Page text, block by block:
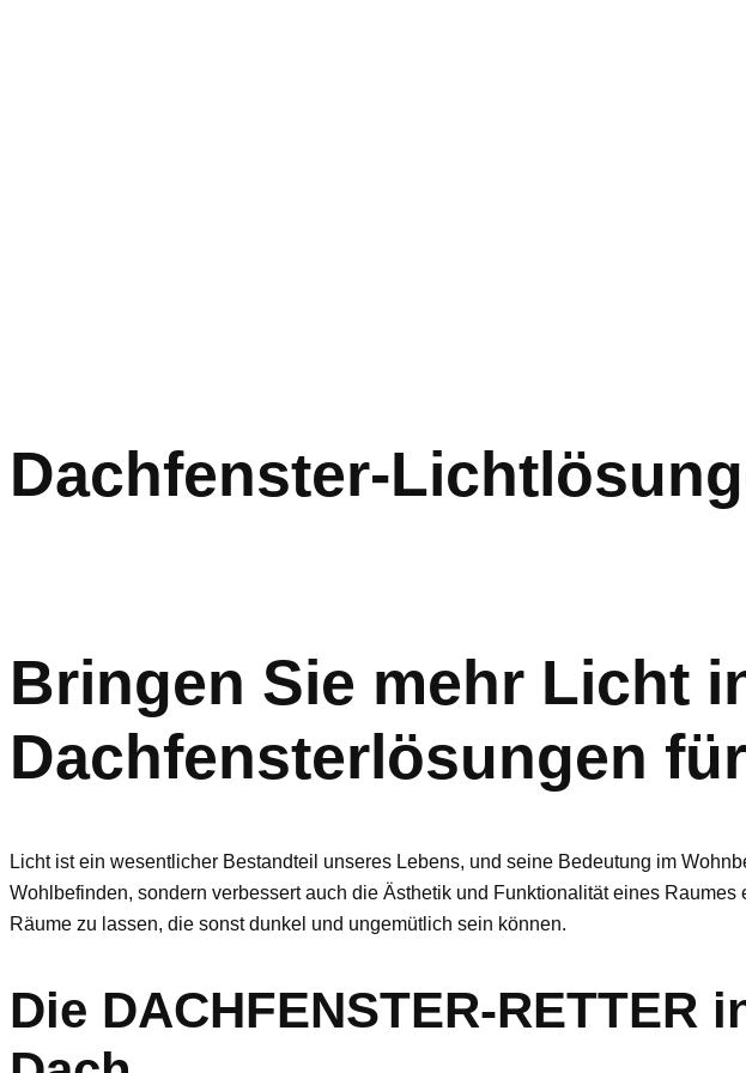
Dachfenster-
Bringen Sie mehr Licht
Dachfensterlösungen
Licht ist ein wesentlicher Bestandteil unseres Lebens, und seine Bedeutung im
Wohlbefinden, sondern verbessert auch die Ästhetik und Funktionalität eines
Räume zu lassen, die sonst dunkel und ungemütlich sein können.
Die DACHFENSTER-